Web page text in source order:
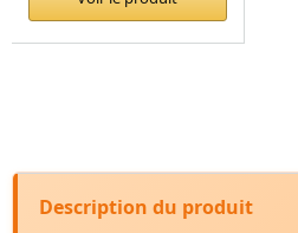
Description du produit